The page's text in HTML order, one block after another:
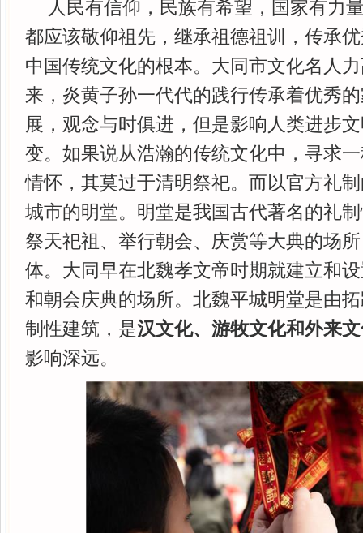
人民有信仰，民族有希望，国家有力
都应该敬仰祖先，继承祖德祖训，传承
中国传统文化的根本。大同市文化名人
来，炎黄子孙一代代的践行传承着优秀
展，观念与时俱进，但是影响人类进步
变。如果说从浩瀚的传统文化中，寻求
情怀，其莫过于清明祭祀。而以官方礼
城市的明堂。明堂是我国古代著名的礼
祭天祀祖、举行朝会、庆赏等大典的场
体。大同早在北魏孝文帝时期就建立和
和朝会庆典的场所。北魏平城明堂是由
制性建筑，是汉文化、游牧文化和外来
影响深远。